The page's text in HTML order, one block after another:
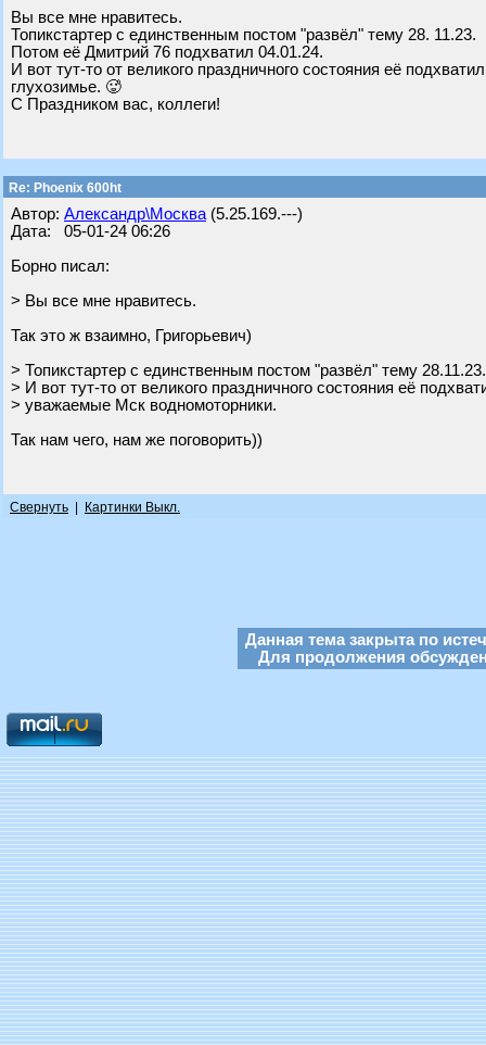
Вы все мне нравитесь.
Топикстартер с единственным постом "развёл" тему 28. 11.23.
Потом её Дмитрий 76 подхватил 04.01.24.
И вот тут-то от великого праздничного состояния её
глухозимье. 🥵
С Праздником вас, коллеги!
Re: Phoenix 600ht
Автор: Александр\Москва (5.25.169.---)
Дата: 05-01-24 06:26
Борно писал:
> Вы все мне нравитесь.
Так это ж взаимно, Григорьевич)
> Топикстартер с единственным постом "развёл" тему
> И вот тут-то от великого праздничного состояния её
> уважаемые Мск водномоторники.
Так нам чего, нам же поговорить))
Свернуть Картинки Выкл.
Данная тема закрыта по
Для продолжения